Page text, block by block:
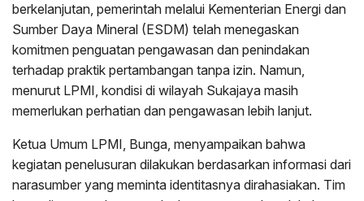
berkelanjutan, pemerintah melalui Kementerian Energi dan
Sumber Daya Mineral (ESDM) telah menegaskan
komitmen penguatan pengawasan dan penindakan
terhadap praktik pertambangan tanpa izin. Namun,
menurut LPMI, kondisi di wilayah Sukajaya masih
memerlukan perhatian dan pengawasan lebih lanjut.
Ketua Umum LPMI, Bunga, menyampaikan bahwa
kegiatan penelusuran dilakukan berdasarkan informasi dari
narasumber yang meminta identitasnya dirahasiakan. Tim